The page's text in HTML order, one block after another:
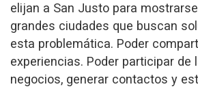
elijan a San Justo para
grandes ciudades que buscan
esta problemática. Poder
experiencias. Poder participar de
negocios, generar contactos y